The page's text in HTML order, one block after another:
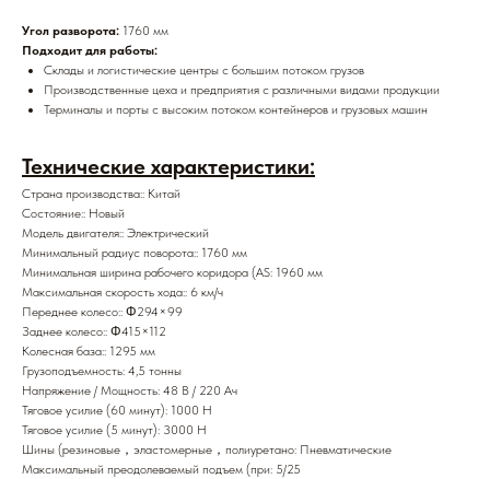
Угол разворота: 1760 мм
Подходит для работы:
Склады и логистические центры с большим потоком грузов
Производственные цеха и предприятия с различными видами продукции
Терминалы и порты с высоким потоком контейнеров и грузовых машин
Технические характеристики:
Страна производства:: Китай
Состояние:: Новый
Модель двигателя:: Электрический
Минимальный радиус поворота:: 1760 мм
Минимальная ширина рабочего коридора (AS: 1960 мм
Максимальная скорость хода:: 6 км/ч
Переднее колесо:: Φ294×99
Заднее колесо:: Φ415×112
Колесная база:: 1295 мм
Грузоподъемность: 4,5 тонны
Напряжение / Мощность: 48 В / 220 Ач
Тяговое усилие (60 минут): 1000 Н
Тяговое усилие (5 минут): 3000 Н
Шины (резиновые，эластомерные，полиуретано: Пневматические
Максимальный преодолеваемый подъем (при: 5/25